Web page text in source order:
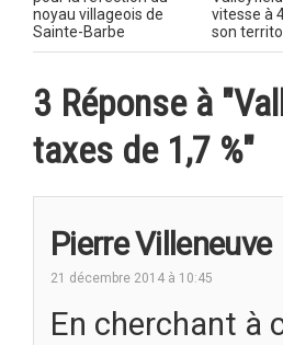
noyau villageois de
Sainte-Barbe
vitesse à
son
3 Réponse à
taxes de 1,7 %"
Pierre Villeneuve
21 décembre 2014 à 10:45
En cherchant à